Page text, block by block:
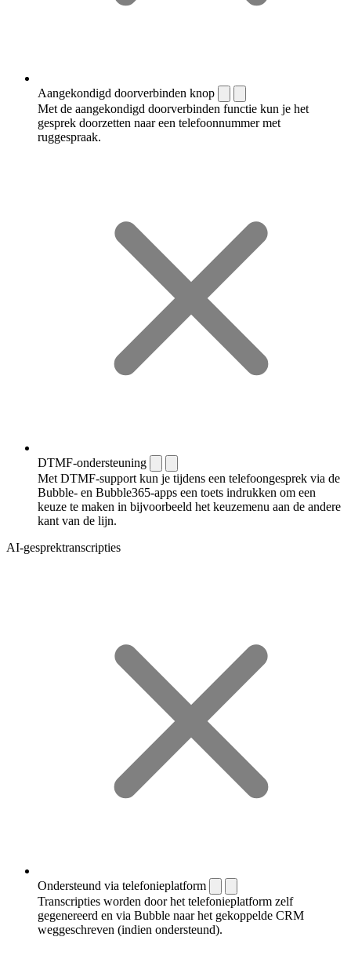
Aangekondigd doorverbinden knop
Met de aangekondigd doorverbinden functie kun je het
gesprek doorzetten naar een telefoonnummer met
ruggespraak.
DTMF-ondersteuning
Met DTMF-support kun je tijdens een telefoongesprek via de
Bubble- en Bubble365-apps een toets indrukken om een
keuze te maken in bijvoorbeeld het keuzemenu aan de andere
kant van de lijn.
AI-gesprektranscripties
Ondersteund via telefonieplatform
Transcripties worden door het telefonieplatform zelf
gegenereerd en via Bubble naar het gekoppelde CRM
weggeschreven (indien ondersteund).